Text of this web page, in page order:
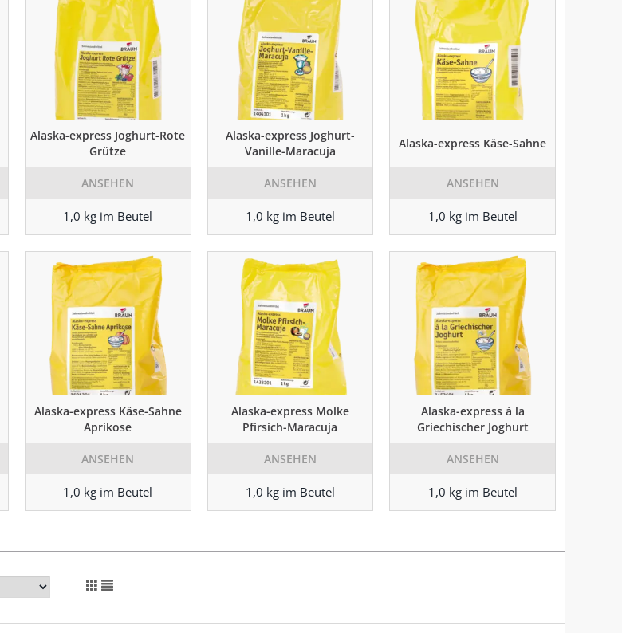
Alaska-express Joghurt-Rote
Grütze
ANSEHEN
1,0 kg im Beutel
Alaska-express Joghurt-
Vanille-Maracuja
ANSEHEN
1,0 kg im Beutel
Alaska-express Käse-Sahne
ANSEHEN
1,0 kg im Beutel
Alaska-express Käse-Sahne
Aprikose
ANSEHEN
1,0 kg im Beutel
Alaska-express Molke
Pfirsich-Maracuja
ANSEHEN
1,0 kg im Beutel
Alaska-express à la
Griechischer Joghurt
ANSEHEN
1,0 kg im Beutel